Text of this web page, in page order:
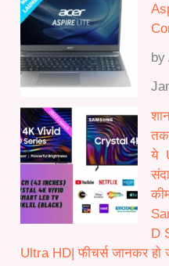
by
ये
D
Ultra HD| फीचर्स जानकर हो